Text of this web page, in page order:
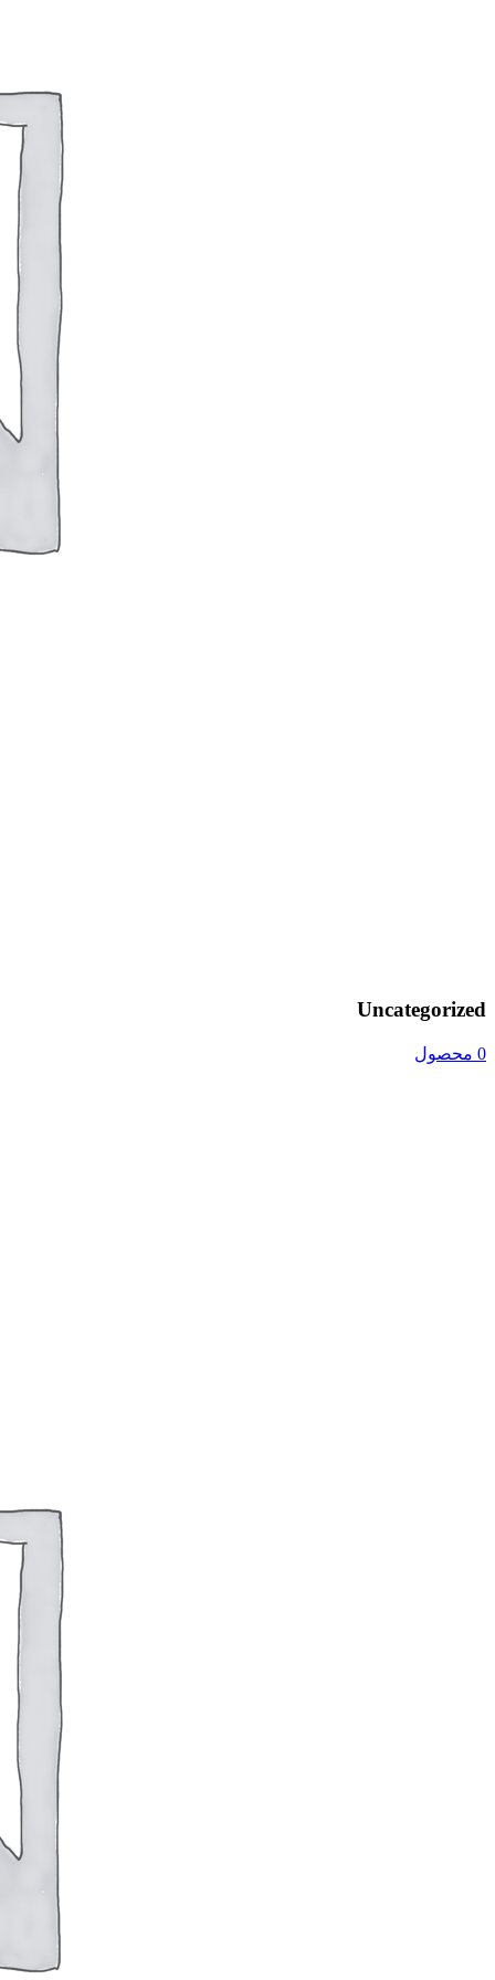
Uncategorized
0 محصول